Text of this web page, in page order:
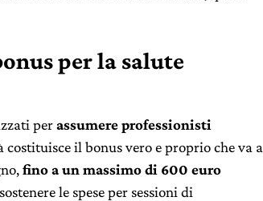
per la salute
perassumere professionisti
costituisce il bonus vero e proprio che va a
fino a un massimo di 600 euro
le spese per sessioni di